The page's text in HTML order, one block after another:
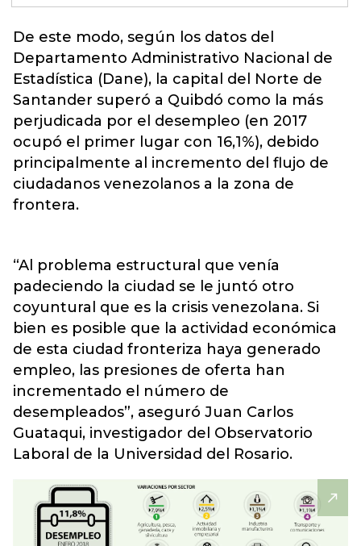
De este modo, según los datos del
Departamento Administrativo Nacional de
Estadística (Dane), la capital del Norte de
Santander superó a Quibdó como la más
perjudicada por el desempleo (en 2017
ocupó el primer lugar con 16,1%), debido
principalmente al incremento del flujo de
ciudadanos venezolanos a la zona de
frontera.
“Al problema estructural que venía
padeciendo la ciudad se le juntó otro
coyuntural que es la crisis venezolana. Si
bien es posible que la actividad económica
de esta ciudad fronteriza haya generado
empleo, las presiones de oferta han
incrementado el número de
desempleados”, aseguró Juan Carlos
Guataqui, investigador del Observatorio
Laboral de la Universidad del Rosario.